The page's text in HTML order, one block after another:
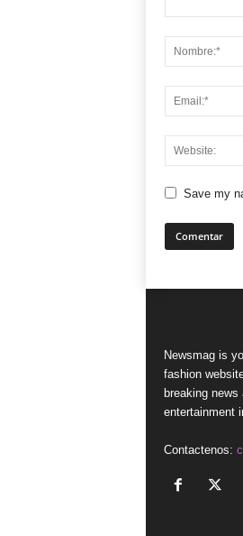
Save my
Newsmag is
fashion
breaking
entertainment
Contactenos: